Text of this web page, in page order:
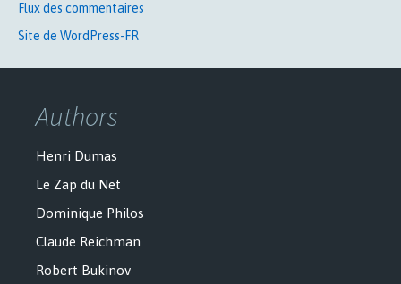
Flux des commentaires
Site de WordPress-FR
Authors
Henri Dumas
Le Zap du Net
Dominique Philos
Claude Reichman
Robert Bukinov